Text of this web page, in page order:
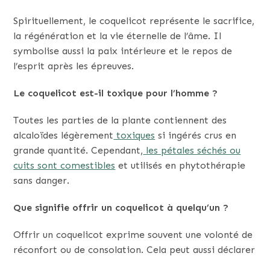
Spirituellement, le coquelicot représente le sacrifice,
la régénération et la vie éternelle de l’âme. Il
symbolise aussi la paix intérieure et le repos de
l’esprit après les épreuves.
Le coquelicot est-il toxique pour l’homme ?
Toutes les parties de la plante contiennent des
alcaloïdes légèrement toxiques si ingérés crus en
grande quantité. Cependant, les pétales séchés ou
cuits sont comestibles et utilisés en phytothérapie
sans danger.
Que signifie offrir un coquelicot à quelqu’un ?
Offrir un coquelicot exprime souvent une volonté de
réconfort ou de consolation. Cela peut aussi déclarer